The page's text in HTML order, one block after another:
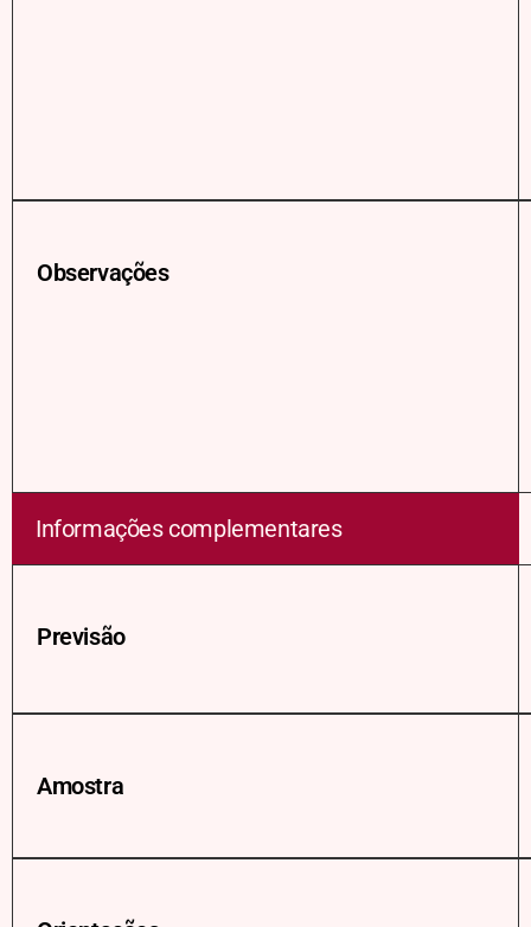
Observações
Informações complementares
Previsão
Amostra